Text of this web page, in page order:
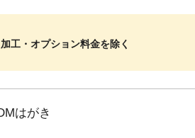
加工・オプション料金を除く
はがき